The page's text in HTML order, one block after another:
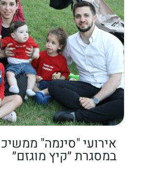
אירועי "סינמה"
במסגרת ״קיץ מוגזם״